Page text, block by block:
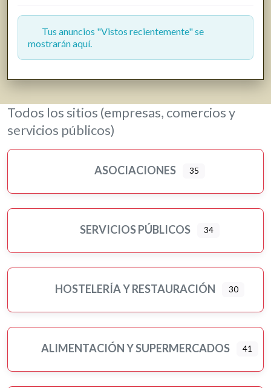
Tus anuncios "Vistos recientemente" se
mostrarán aquí.
Todos los sitios (empresas, comercios y
servicios públicos)
ASOCIACIONES 35
SERVICIOS PÚBLICOS 34
HOSTELERÍA Y RESTAURACIÓN 30
ALIMENTACIÓN Y SUPERMERCADOS 41